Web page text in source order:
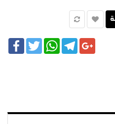
Twitter
WhatsAppTelegramGoogle+